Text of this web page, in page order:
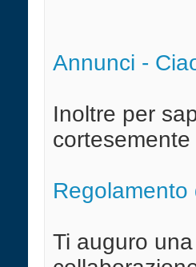
Annunci -
Inoltre per
Ti auguro